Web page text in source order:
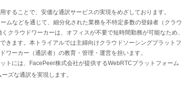
することで、安価な通訳サービスの実現をめざしております。
ムなどを通じて、細分化された業務を不特定多数の登録者（クラウ
クラウドワーカーは、オフィスが不要で短時間勤務が可能なため、
きます。本トライアルでは主婦向けクラウドソーシングプラットフ
ワーカー（通訳者）の教育・管理・運営を担います。
トには、FacePeer株式会社が提供するWebRTCプラットフォーム
ズな通訳を実現します。